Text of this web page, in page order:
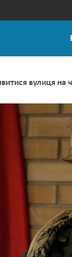
вулиця